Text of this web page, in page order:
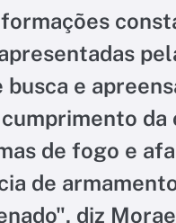
e
da
de fogo e
de
diz